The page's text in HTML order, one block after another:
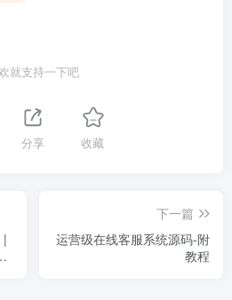
就支持一下吧
分享 收藏
|
下一篇
运营级在线客服系统源码-附
教程